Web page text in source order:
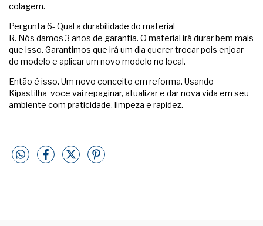
colagem.
Pergunta 6- Qual a durabilidade do material
R. Nós damos 3 anos de garantia. O material irá durar bem mais
que isso. Garantimos que irá um dia querer trocar pois enjoar
do modelo e aplicar um novo modelo no local.
Então é isso. Um novo conceito em reforma. Usando
Kipastilha voce vai repaginar, atualizar e dar nova vida em seu
ambiente com praticidade, limpeza e rapidez.